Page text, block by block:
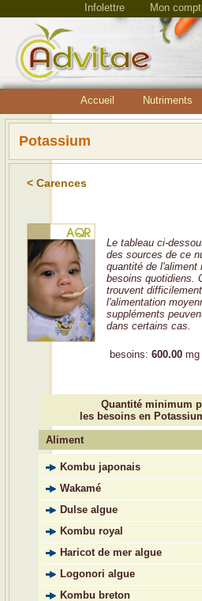
Infolettre Mon
Accueil Nutriments
Potassium
< Carences
Le tableau ci-
des sources de ce
quantité de l'aliment
besoins quotidiens.
trouvent
l'alimentation
suppléments
dans certains cas.
besoins: 600.00 mg
Quantité minimum
les besoins en
Aliment
Kombu japonais
Wakamé
Dulse algue
Kombu royal
Haricot de mer algue
Logonori algue
Kombu breton